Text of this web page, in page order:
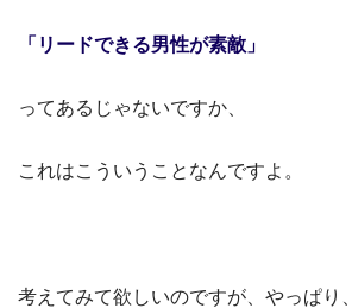
「リードできる男性が素敵」
ってあるじゃないですか、
これはこういうことなんですよ。
考えてみて欲しいのですが、やっぱり、